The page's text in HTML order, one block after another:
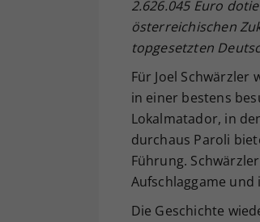
2.626.045 Euro
österreichischen
topgesetzten
Für Joel Schwärzler
in einer bestens
Lokalmatador, in
durchaus Paroli
Führung.
Aufschlaggame und
Die Geschichte